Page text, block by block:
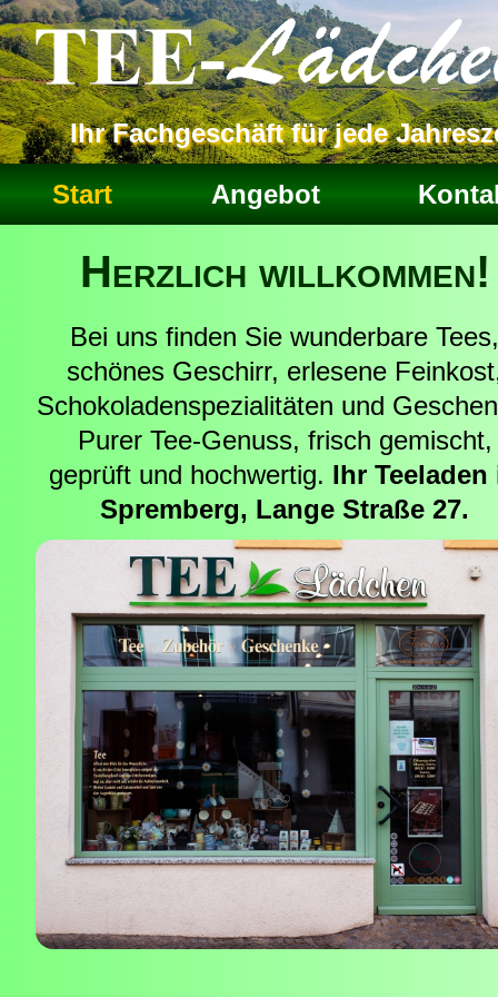
Ihr Fachgeschäft für jede
Start Angebot
Herzlich willkommen!
Bei uns finden Sie wunderbare Tees,
schönes Geschirr, erlesene
Schokoladenspezialitäten und
Purer Tee-Genuss, frisch gemischt,
geprüft und hochwertig. Ihr Teeladen
Spremberg, Lange Straße 27.